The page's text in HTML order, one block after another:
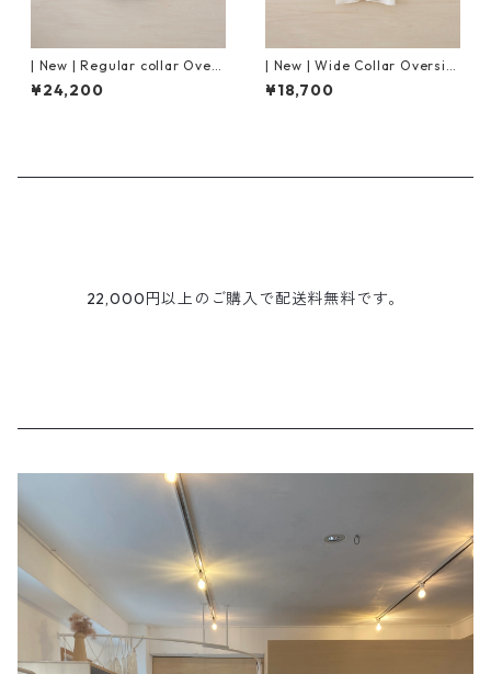
| New | Regular collar Overs
ized Shirt L/S ｜Mist Blue
¥24,200
| New | Wide Collar Oversiz
ed Shirt S/S | Natural
¥18,700
22,000円以上のご購入で配送料無料です。